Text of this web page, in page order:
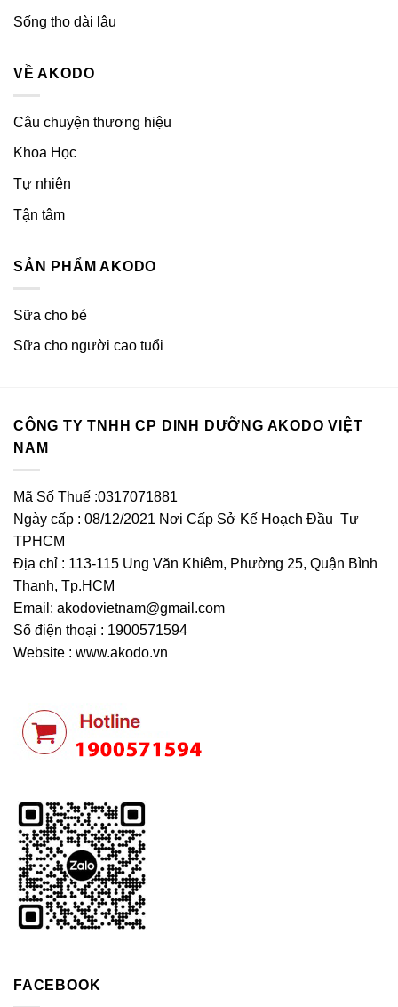
Sống thọ dài lâu
VỀ AKODO
Câu chuyện thương hiệu
Khoa Học
Tự nhiên
Tận tâm
SẢN PHẨM AKODO
Sữa cho bé
Sữa cho người cao tuổi
CÔNG TY TNHH CP DINH DƯỠNG AKODO VIỆT
NAM
Mã Số Thuế :0317071881
Ngày cấp : 08/12/2021 Nơi Cấp Sở Kế Hoạch Đầu Tư
TPHCM
Địa chỉ : 113-115 Ung Văn Khiêm, Phường 25, Quận Bình
Thạnh, Tp.HCM
Email: akodovietnam@gmail.com
Số điện thoại : 1900571594
Website : www.akodo.vn
FACEBOOK